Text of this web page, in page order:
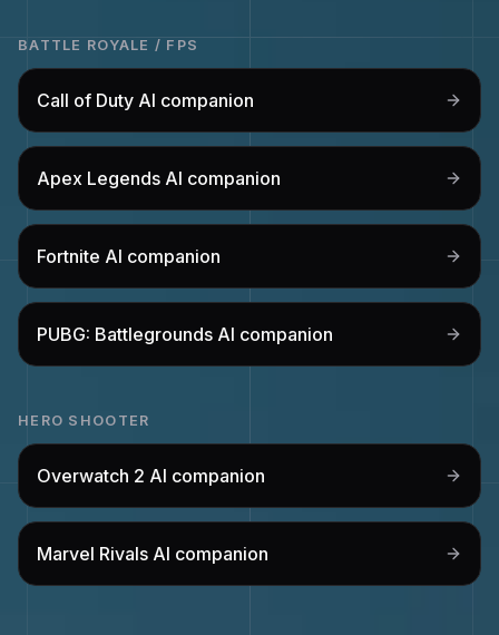
BATTLE ROYALE / FPS
Call of Duty AI companion
Apex Legends AI companion
Fortnite AI companion
PUBG: Battlegrounds AI companion
HERO SHOOTER
Overwatch 2 AI companion
Marvel Rivals AI companion